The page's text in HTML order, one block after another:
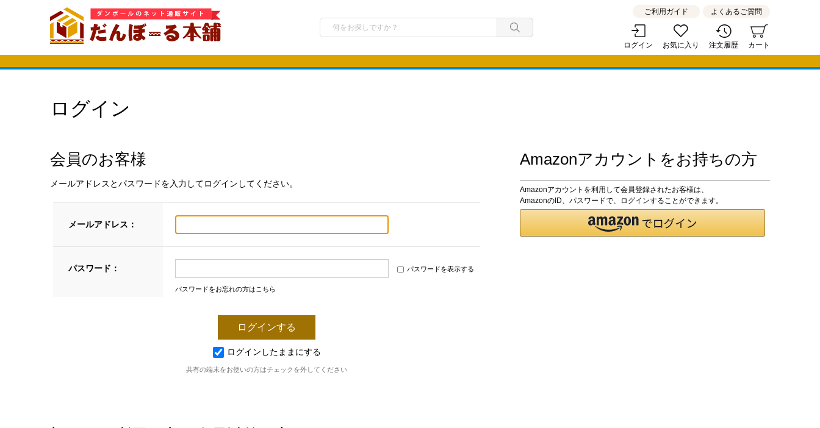
ご利用ガイド よくあるご質問
ログイン お気に入り 注文履歴 カート
ログイン
会員のお客様
メールアドレスとパスワードを入力してログインしてください。
メールアドレス：
パスワード： パスワードを表示する
パスワードをお忘れの方はこちら
ログインしたままにする
共有の端末をお使いの方はチェックを外してください
Amazonアカウントをお持ちの方
Amazonアカウントを利用して会員登録されたお客様は、
AmazonのID、パスワードで、ログインすることができます。